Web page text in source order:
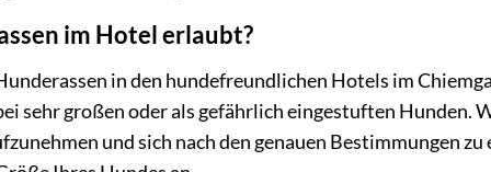
im Hotel erlaubt?
in den hundefreundlichen Hotels im
sehr großen oder als gefährlich eingestuften
und sich nach den genauen Bestimmungen